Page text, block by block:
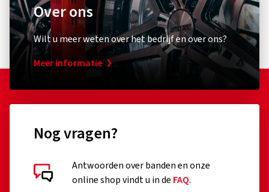
Over ons
Wilt u meer weten over het bedrijf en over ons?
Meer informatie
Nog vragen?
Antwoorden over banden en onze
online shop vindt u in de FAQ.